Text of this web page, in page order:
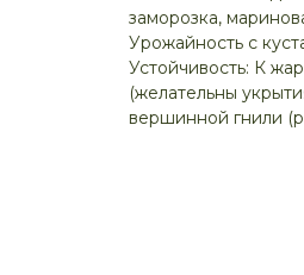
заморозка,
Урожайность с
Устойчивость: К
(желательны
вершинной гнили